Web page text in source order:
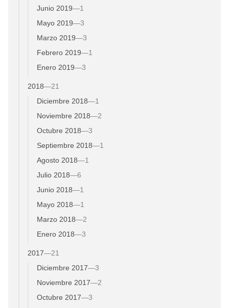
Junio 2019—1
Mayo 2019—3
Marzo 2019—3
Febrero 2019—1
Enero 2019—3
2018—21
Diciembre 2018—1
Noviembre 2018—2
Octubre 2018—3
Septiembre 2018—1
Agosto 2018—1
Julio 2018—6
Junio 2018—1
Mayo 2018—1
Marzo 2018—2
Enero 2018—3
2017—21
Diciembre 2017—3
Noviembre 2017—2
Octubre 2017—3